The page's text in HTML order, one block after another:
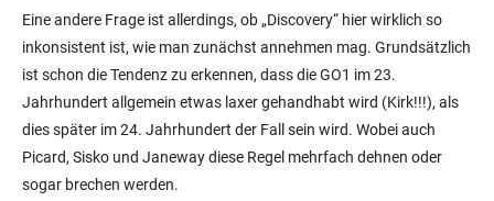
Eine andere Frage ist allerdings, ob „Discovery“ hier wirklich so
inkonsistent ist, wie man zunächst annehmen mag. Grundsätzlich
ist schon die Tendenz zu erkennen, dass die GO1 im 23.
Jahrhundert allgemein etwas laxer gehandhabt wird (Kirk!!!), als
dies später im 24. Jahrhundert der Fall sein wird. Wobei auch
Picard, Sisko und Janeway diese Regel mehrfach dehnen oder
sogar brechen werden.